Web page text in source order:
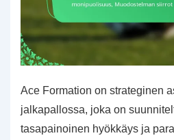
Ace Formation on strateginen
jalkapallossa, joka on
tasapainoinen hyökkäys ja